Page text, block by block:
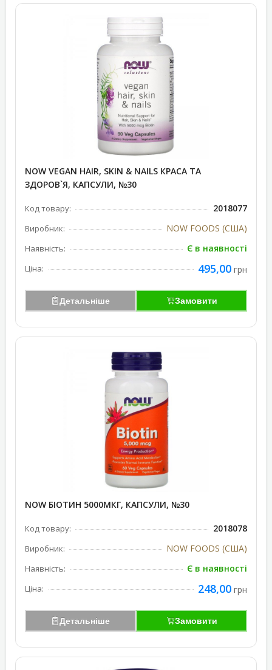
NOW VEGAN HAIR, SKIN & NAILS КРАСА ТА
ЗДОРОВ`Я, КАПСУЛИ, №30
Код товару: 2018077
Виробник: NOW FOODS (США)
Наявність: Є в наявності
Ціна: 495,00 грн
Детальніше Замовити
NOW БІОТИН 5000МКГ, КАПСУЛИ, №30
Код товару: 2018078
Виробник: NOW FOODS (США)
Наявність: Є в наявності
Ціна: 248,00 грн
Детальніше Замовити